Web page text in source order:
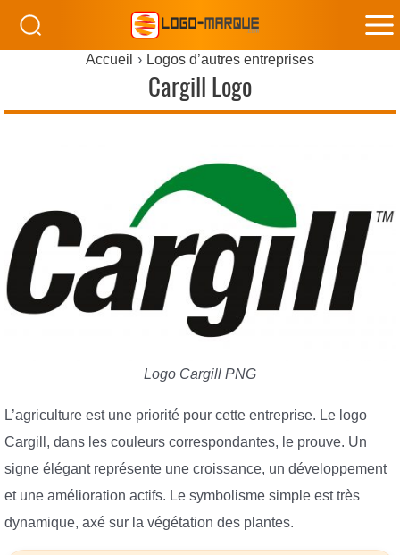
Accueil Logos d’autres entreprises
Cargill Logo
Logo Cargill PNG
L’agriculture est une priorité pour cette entreprise. Le logo
Cargill, dans les couleurs correspondantes, le prouve. Un
signe élégant représente une croissance, un développement
et une amélioration actifs. Le symbolisme simple est très
dynamique, axé sur la végétation des plantes.